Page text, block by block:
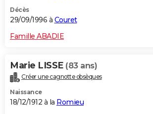
Décès
29/09/1996 à Couret
Famille ABADIE
Marie LISSE (83 ans)
Créer une cagnotte obsèques
Naissance
18/12/1912 à la Romieu